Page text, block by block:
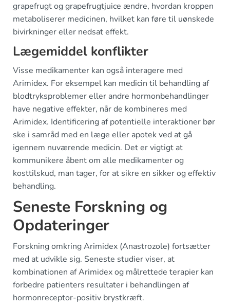
grapefrugt og grapefrugtjuice ændre, hvordan kroppen
metaboliserer medicinen, hvilket kan føre til uønskede
bivirkninger eller nedsat effekt.
Lægemiddel konflikter
Visse medikamenter kan også interagere med
Arimidex. For eksempel kan medicin til behandling af
blodtryksproblemer eller andre hormonbehandlinger
have negative effekter, når de kombineres med
Arimidex. Identificering af potentielle interaktioner bør
ske i samråd med en læge eller apotek ved at gå
igennem nuværende medicin. Det er vigtigt at
kommunikere åbent om alle medikamenter og
kosttilskud, man tager, for at sikre en sikker og effektiv
behandling.
Seneste Forskning og
Opdateringer
Forskning omkring Arimidex (Anastrozole) fortsætter
med at udvikle sig. Seneste studier viser, at
kombinationen af Arimidex og målrettede terapier kan
forbedre patienters resultater i behandlingen af
hormonreceptor-positiv brystkræft.